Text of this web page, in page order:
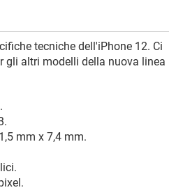
tecniche dell'iPhone 12. Ci
gli altri modelli della nuova linea
mm x 7,4 mm.